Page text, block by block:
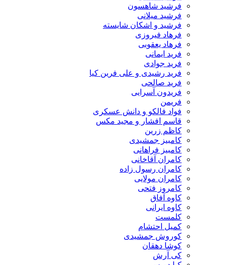
فرشید شاهسون
فرشید میلانی
فرشید و اشکان شایسته
فرهاد فیروزی
فرهاد یعقوبی
فرید ایمانی
فرید جوادی
فرید رشیدی و علی فرین کیا
فرید صالحی
فریدون آسرایی
فریمن
فواد فالکو و دانش عسکری
قاسم افشار و مجید مکس
کاظم زرین
کامبیز جمشیدی
کامبیز فراهانی
کامران آقاخانی
کامران رسول زاده
کامران مولایی
کامروز فتحی
کاوه آفاق
کاوه ایرانی
کلمست
کمیل احتشام
کوروش جمشیدی
کوشا دهقان
کی آرش